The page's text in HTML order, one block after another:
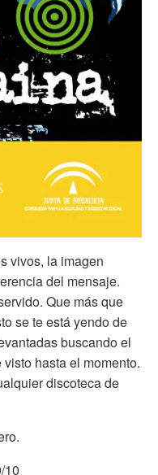
vivos, la imagen
del mensaje.
Que más que
se te está yendo de
buscando el
hasta el momento.
discoteca de
10